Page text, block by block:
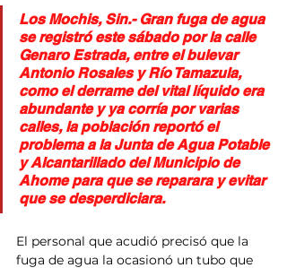
Los Mochis, Sin.- Gran fuga de agua
se registró este sábado por la calle
Genaro Estrada, entre el bulevar
Antonio Rosales y Río Tamazula,
como el derrame del vital líquido era
abundante y ya corría por varias
calles, la población reportó el
problema a la Junta de Agua Potable
y Alcantarillado del Municipio de
Ahome para que se reparara y evitar
que se desperdiciara.
El personal que acudió precisó que la
fuga de agua la ocasionó un tubo que